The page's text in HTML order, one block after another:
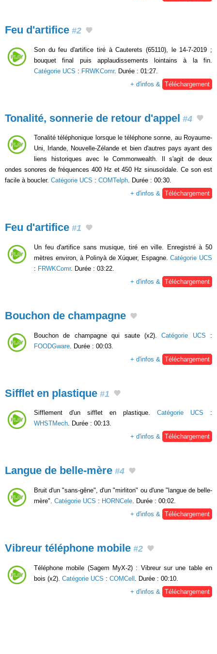
Feu d'artifice #2
Son du feu d'artifice tiré à Cauterets (65110), le 14-7-2019 ;
bouquet final puis applaudissements lointains à la fin.
Catégorie UCS : FRWKComr. Durée : 01:27.
+ d'infos &
Téléchargement
Tonalité, sonnerie de retour d'appel #4
Tonalité téléphonique lorsque le téléphone sonne, au Royaume-
Uni, Irlande, Nouvelle-Zélande et bien d'autres pays ayant des
liens historiques avec le Commonwealth. Il s'agit de deux
ondes sonores de fréquences 400 Hz et 450 Hz sinusoïdale. Ce son est
facile à boucler. Catégorie UCS : COMTelph. Durée : 00:30.
+ d'infos & Téléchargement
Feu d'artifice #1
Un feu d'artifice sans musique, tiré en ville. Enregistré à 50
mètres environ, à Polinyà de Xúquer, Espagne.Catégorie UCS
: FRWKComr. Durée : 03:22.
+ d'infos &
Téléchargement
Bouchon de champagne
Bouchon de champagne qui saute (x2).Catégorie UCS :
FOODGware . Durée : 00:03.
+ d'infos &
Téléchargement
Sifflet en plastique #1
Sifflement d'un sifflet en plastique. Catégorie UCS :
WHSTMech. Durée : 00:13.
+ d'infos & Téléchargement
Langue de belle-mère #4
Bruit d'un "sans-gêne", d'un "mirliton" ou d'une "langue de belle-
mère". Catégorie UCS : HORNCele . Durée : 00:02.
+ d'infos &
Téléchargement
Vibreur téléphone mobile #2
Téléphone mobile (Sagem MyX-2) : Vibreur sur une table en
bois (x2). Catégorie UCS : COMCell . Durée : 00:10.
+ d'infos &
Téléchargement